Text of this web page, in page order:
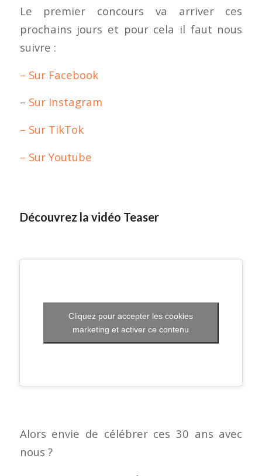
Le premier concours va arriver ces
prochains jours et pour cela il faut nous
suivre :
– Sur Facebook
– Sur Instagram
– Sur TikTok
– Sur Youtube
Découvrez la vidéo Teaser
Cliquez pour accepter les cookies
marketing et activer ce contenu
Alors envie de célébrer ces 30 ans avec
nous ?